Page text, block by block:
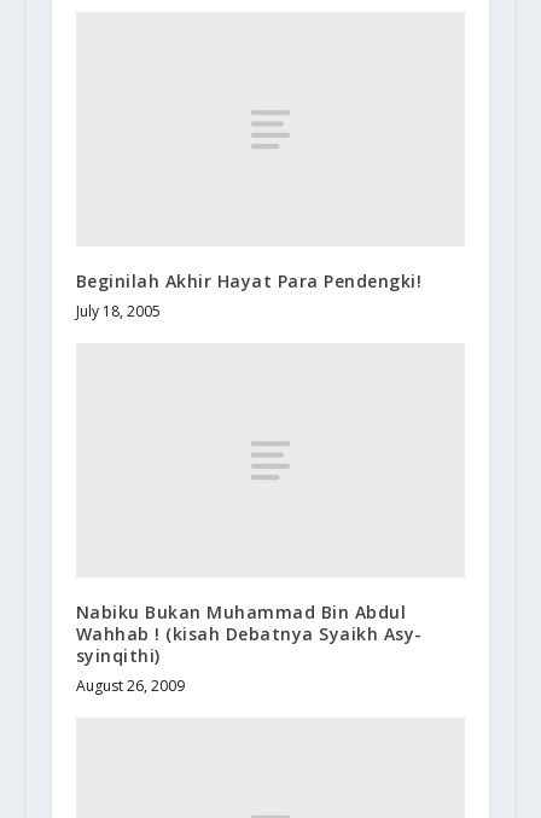
Beginilah Akhir Hayat Para Pendengki!
July 18, 2005
Nabiku Bukan Muhammad Bin Abdul
Wahhab ! (kisah Debatnya Syaikh Asy-
syinqithi)
August 26, 2009